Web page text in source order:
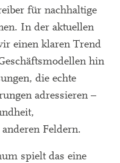
für nachhaltige
In der aktuellen
einen klaren Trend
hin
die echte
adressieren –
Feldern.
spielt das eine